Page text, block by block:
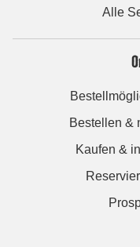
Alle
Bestellen &
Kaufen &